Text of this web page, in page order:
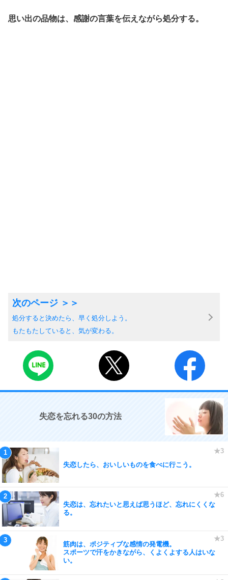
思い出の品物は、感謝の言葉を伝えながら処分する。
処分すると決めたら、早く処分しよう。
もたもたしていると、気が変わる。
失恋を忘れる30の方法
失恋したら、おいしいものを食べに行こう。
失恋は、忘れたいと思えば思うほど、忘れにくくな
る。
筋肉は、ポジティブな感情の発電機。
スポーツで汗をかきながら、くよくよする人はいな
い。